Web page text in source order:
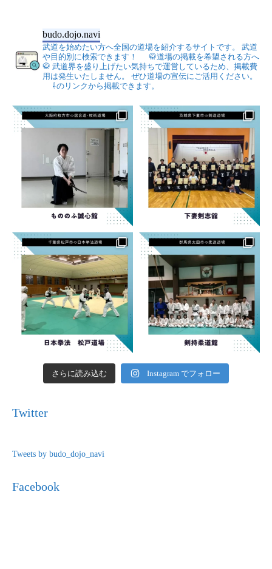
budo.dojo.navi
武道を始めたい方へ全国の道場を紹介するサイトです。
武道
や目的別に検索できます！
🥋道場の掲載を希望される方へ
🥋 武道界を盛り上げたい気持ちで運営しているため、掲載費
用は発生いたしません。
ぜひ道場の宣伝にご活用ください。
⇩のリンクから掲載できます。
さらに読み込む Instagram でフォロー
Twitter
Tweets by budo_dojo_navi
Facebook